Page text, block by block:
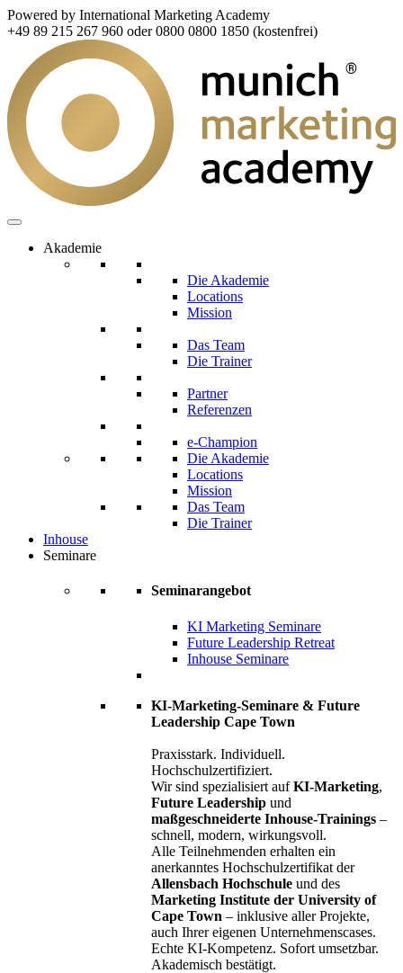
Powered by International Marketing Academy
+49 89 215 267 960 oder 0800 0800 1850 (kostenfrei)
Akademie
Die Akademie
Locations
Mission
Das Team
Die Trainer
Partner
Referenzen
e-Champion
Die Akademie
Locations
Mission
Das Team
Die Trainer
Inhouse
Seminare
Seminarangebot
KI Marketing Seminare
Future Leadership Retreat
Inhouse Seminare
KI-Marketing-Seminare & Future
Leadership Cape Town
Praxisstark. Individuell.
Hochschulzertifiziert.
Wir sind spezialisiert aufKI-Marketing,
Future Leadership und
maßgeschneiderte Inhouse-Trainings –
schnell, modern, wirkungsvoll.
Alle Teilnehmenden erhalten ein
anerkanntes Hochschulzertifikat der
Allensbach Hochschule und des
Marketing Institute der University of
Cape Town – inklusive aller Projekte,
auch Ihrer eigenen Unternehmenscases.
Echte KI-Kompetenz. Sofort umsetzbar.
Akademisch bestätigt.